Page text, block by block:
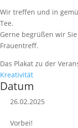
Wir treffen und in
Tee.
Gerne begrüßen wir
Frauentreff.
Das Plakat zu der
Kreativität
Datum
26.02.2025
Vorbei!